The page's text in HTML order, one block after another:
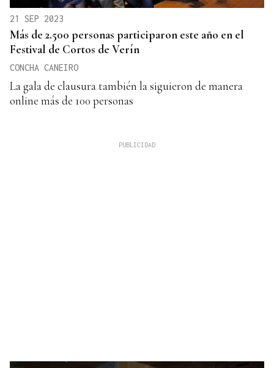
21 SEP 2023
Más de 2.500 personas participaron este año en el
Festival de Cortos de Verín
CONCHA CANEIRO
La gala de clausura también la siguieron de manera
online más de 100 personas